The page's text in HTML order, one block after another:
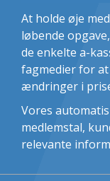
Mulighed
Mulighed
Udvikling i
At holde øje
løbende
de enkelte a-
fagmedier for
ændringer i
Vores
medlemstal,
relevante